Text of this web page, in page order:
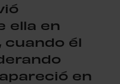
ella en
cuando él
en